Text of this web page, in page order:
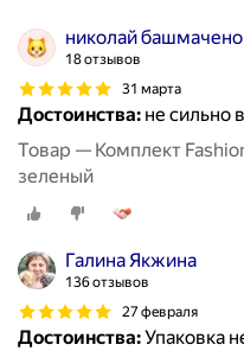
николай башмачено
18 отзывов
31 марта
Достоинства: не сильно
Товар — Комплект
зеленый
Галина Якжина
136 отзывов
27 февраля
Достоинства:Упаковка